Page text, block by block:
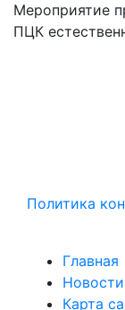
Мероприятие
ПЦК
Политика
Главная
Новости
Карта